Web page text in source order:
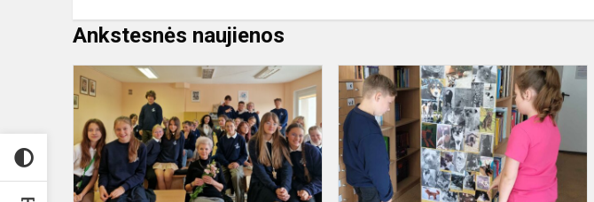
Ankstesnės naujienos
Ypatinga
pamoka